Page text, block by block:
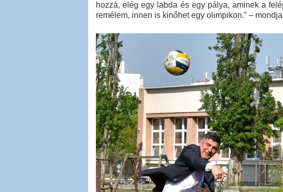
hozzá, elég egy labda és egy pálya, aminek a
remélem, innen is kinőhet egy olimpikon.” –